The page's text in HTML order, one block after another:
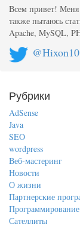
Всем привет!
также пытаюсь
Apache, MySQL,
Рубрики
AdSense
Java
SEO
wordpress
Веб-мастеринг
Новости
О жизни
Партнерские
Программирование
Сателлиты